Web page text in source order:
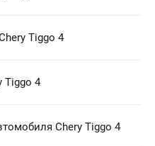
Tiggo 4
Tiggo 4
Chery Tiggo 4